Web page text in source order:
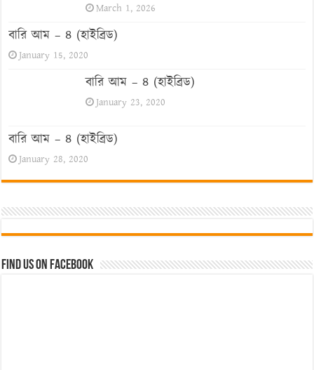
March 1, 2026
বারি আম – ৪ (হাইব্রিড)
January 15, 2020
বারি আম – ৪ (হাইব্রিড)
January 23, 2020
বারি আম – ৪ (হাইব্রিড)
January 28, 2020
Find us on Facebook